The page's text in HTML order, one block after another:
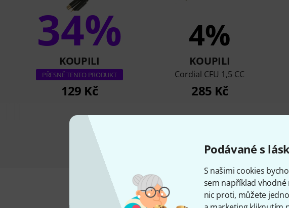
Podávané s
S našimi cookies
sem například
nic proti, můžete
34%
KOUPILI
PŘESNĚ TENTO PRODUKT
129 Kč
4%
KOUPILI
Cordial CFU 1,5 CC
285 Kč